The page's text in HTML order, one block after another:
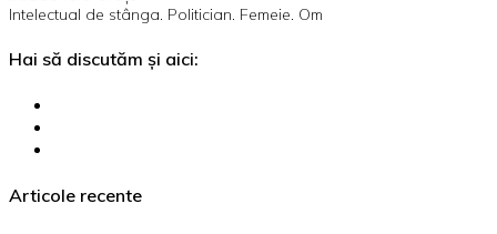
Intelectual de stânga. Politician. Femeie. Om
Hai să discutăm și aici:
Articole recente